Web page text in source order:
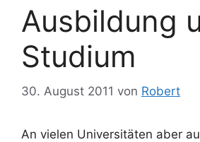
Ausbildung
Studium
30. August 2011 von Robert
An vielen Universitäten aber